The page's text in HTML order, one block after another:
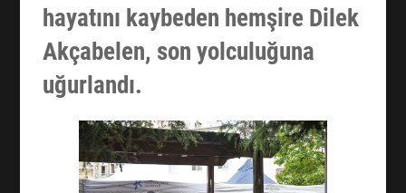
hayatını kaybeden hemşire Dilek
Akçabelen, son yolculuğuna
uğurlandı.